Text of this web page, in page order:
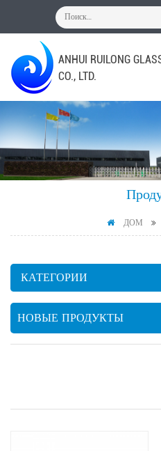
ANHUI RUILONG
CO., LTD.
ДОМ
КАТЕГОРИИ
НОВЫЕ ПРОДУКТЫ